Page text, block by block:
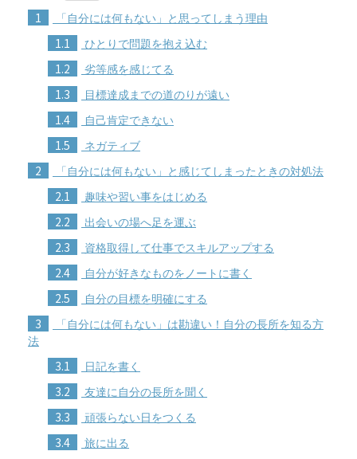
1 「自分には何もない」と思ってしまう理由
1.1 ひとりで問題を抱え込む
1.2 劣等感を感じてる
1.3 目標達成までの道のりが遠い
1.4 自己肯定できない
1.5 ネガティブ
2 「自分には何もない」と感じてしまったときの対処法
2.1 趣味や習い事をはじめる
2.2 出会いの場へ足を運ぶ
2.3 資格取得して仕事でスキルアップする
2.4 自分が好きなものをノートに書く
2.5 自分の目標を明確にする
3
「自分には何もない」は勘違い！自分の長所を知る方
法
3.1 日記を書く
3.2 友達に自分の長所を聞く
3.3 頑張らない日をつくる
3.4 旅に出る